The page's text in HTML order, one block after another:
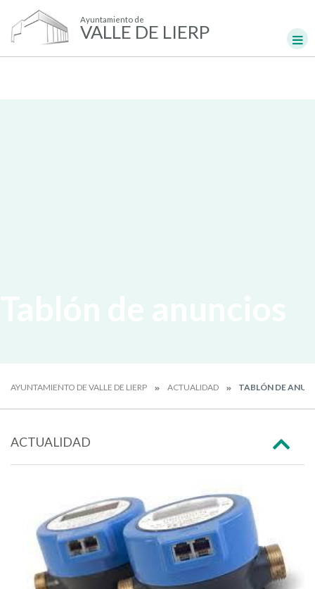
Ayuntamiento de
VALLE DE LIERP
AYUNTAMIENTO DE VALLE DE LIERP ACTUALIDAD TABLÓN DE
ACTUALIDAD